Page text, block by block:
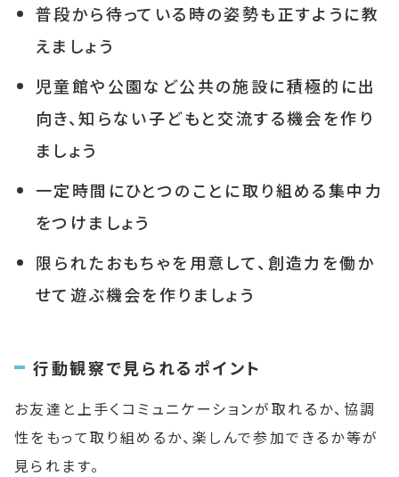
普段から待っている時の姿勢も正すように教
えましょう
児童館や公園など公共の施設に積極的に出
向き、知らない子どもと交流する機会を作り
ましょう
一定時間にひとつのことに取り組める集中力
をつけましょう
限られたおもちゃを用意して、創造力を働か
せて遊ぶ機会を作りましょう
行動観察で見られるポイント
お友達と上手くコミュニケーションが取れるか、協調
性をもって取り組めるか、楽しんで参加できるか等が
見られます。